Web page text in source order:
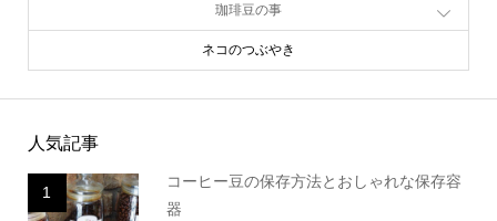
珈琲豆の事
ネコのつぶやき
人気記事
1
コーヒー豆の保存方法とおしゃれな保存容
器